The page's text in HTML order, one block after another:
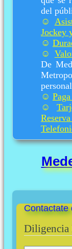
del
☺
Jockey
☺
☺
De
☺
☺
Contactate
Diligencia